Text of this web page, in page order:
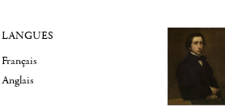
LANGUES
Français
Anglais